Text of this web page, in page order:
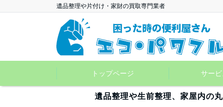
遺品整理や片付け・家財の買取専門業者
トップページ サー
遺品整理や生前整理、家屋内の